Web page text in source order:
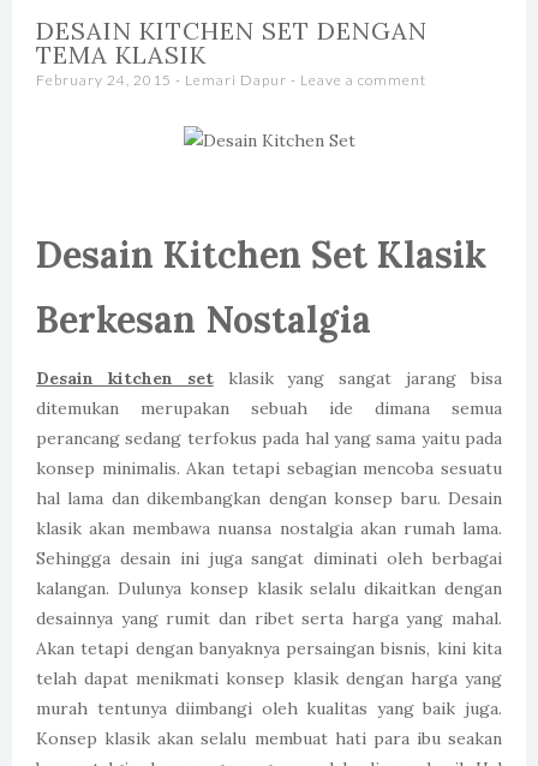
DESAIN KITCHEN SET DENGAN
TEMA KLASIK
February 24, 2015 - Lemari Dapur Leave a comment
Desain Kitchen Set Klasik
Berkesan Nostalgia
Desain kitchen setklasik yang sangat jarang bisa
ditemukan merupakan sebuah ide dimana semua
perancang sedang terfokus pada hal yang sama yaitu pada
konsep minimalis. Akan tetapi sebagian mencoba sesuatu
hal lama dan dikembangkan dengan konsep baru. Desain
klasik akan membawa nuansa nostalgia akan rumah lama.
Sehingga desain ini juga sangat diminati oleh berbagai
kalangan. Dulunya konsep klasik selalu dikaitkan dengan
desainnya yang rumit dan ribet serta harga yang mahal.
Akan tetapi dengan banyaknya persaingan bisnis, kini kita
telah dapat menikmati konsep klasik dengan harga yang
murah tentunya diimbangi oleh kualitas yang baik juga.
Konsep klasik akan selalu membuat hati para ibu seakan